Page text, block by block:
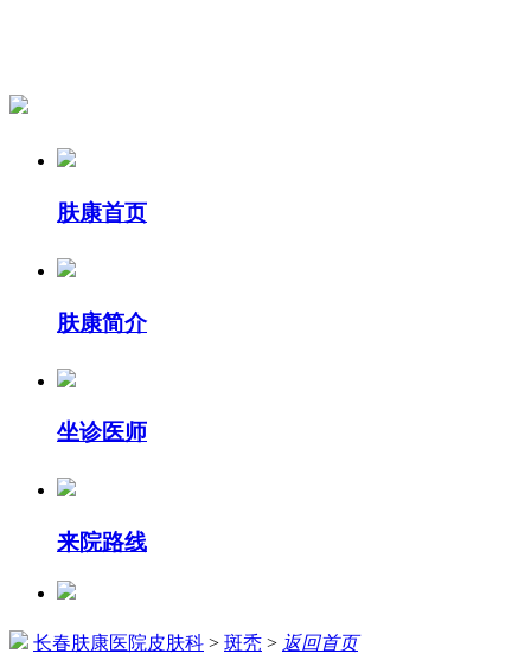
肤康首页
肤康简介
坐诊医师
来院路线
长春肤康医院皮肤科 > 斑秃 > 返回首页